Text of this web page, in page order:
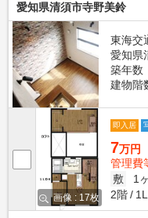
愛知県清須市寺野美鈴
東海交
愛知県
築年数
建物階
画像 : 17枚
即入居
7万円
管理費
敷
1
2階